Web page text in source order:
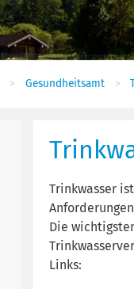
Gesundheitsamt
Trinkwasser
Die
Links: